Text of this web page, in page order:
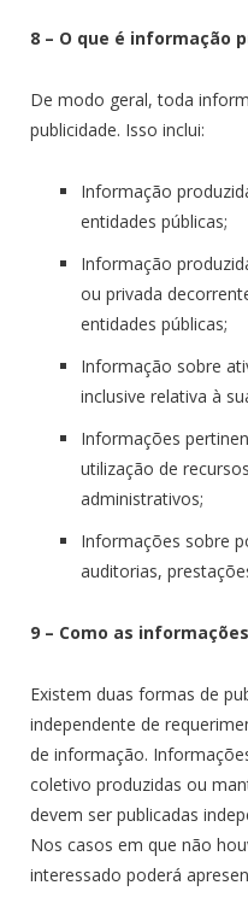
8 – O que é informação
De modo geral, toda
publicidade. Isso inclui:
Informação
entidades públicas;
Informação
ou privada
entidades públicas;
Informação sobre
inclusive relativa à
Informações
utilização de
administrativos;
Informações sobre
auditorias,
9 – Como as
Existem duas formas de
independente de
de informação.
coletivo produzidas ou
devem ser publicadas
Nos casos em que não
interessado poderá